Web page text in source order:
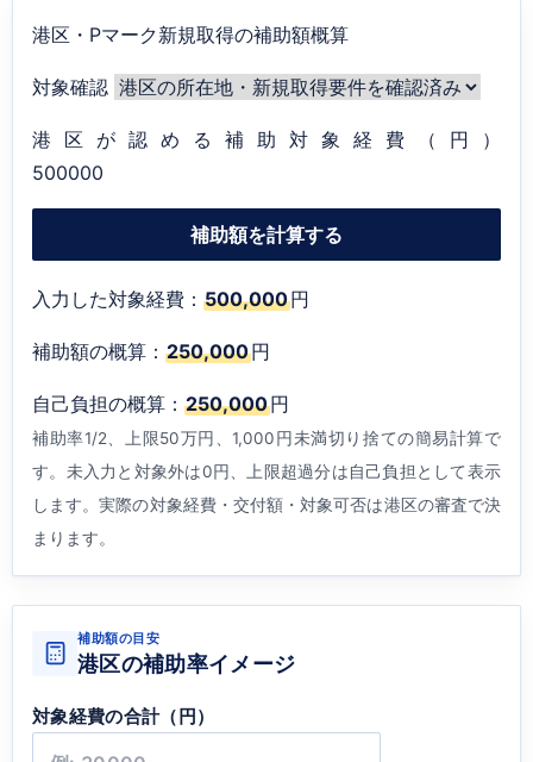
港区・Pマーク新規取得の補助額概算
対象確認
港区が認める補助対象経費（円）
補助額を計算する
入力した対象経費： 500,000円
補助額の概算： 250,000円
自己負担の概算： 250,000円
補助率1/2、上限50万円、1,000円未満切り捨ての簡易計算で
す。未入力と対象外は0円、上限超過分は自己負担として表示
します。実際の対象経費・交付額・対象可否は港区の審査で決
まります。
補助額の目安
港区の補助率イメージ
対象経費の合計（円）